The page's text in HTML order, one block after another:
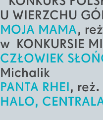
U WIERZCHU
MOJA MAMA,
w KONKURSIE
CZŁOWIEK
Michalik
PANTA RHEI ,
HALO,